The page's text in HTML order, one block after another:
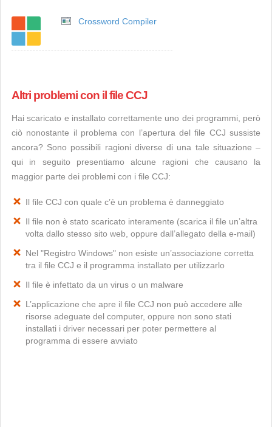
Crossword Compiler
Altri problemi con il file CCJ
Hai scaricato e installato correttamente uno dei programmi, però
ciò nonostante il problema con l’apertura del file CCJ sussiste
ancora? Sono possibili ragioni diverse di una tale situazione –
qui in seguito presentiamo alcune ragioni che causano la
maggior parte dei problemi con i file CCJ:
Il file CCJ con quale c’è un problema è danneggiato
Il file non è stato scaricato interamente (scarica il file un’altra
volta dallo stesso sito web, oppure dall’allegato della e-mail)
Nel "Registro Windows" non esiste un’associazione corretta
tra il file CCJ e il programma installato per utilizzarlo
Il file è infettato da un virus o un malware
L’applicazione che apre il file CCJ non può accedere alle
risorse adeguate del computer, oppure non sono stati
installati i driver necessari per poter permettere al
programma di essere avviato